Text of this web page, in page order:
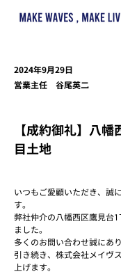
2024年9月29日
営業主任 谷尾英二
【成約御礼】八
目土地
いつもご愛顧いただき、誠
す。
弊社仲介の八幡西区鷹見台
ました。
多くのお問い合わせ誠にあ
引き続き、株式会社メイヴ
上げます。